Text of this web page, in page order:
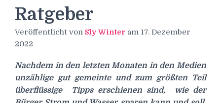
Ratgeber
Veröffentlicht von Sly Winter am 17. Dezember
2022
Nachdem in den letzten Monaten in den Medien
unzählige gut gemeinte und zum größten Teil
überflüssige Tipps erschienen sind, wie der